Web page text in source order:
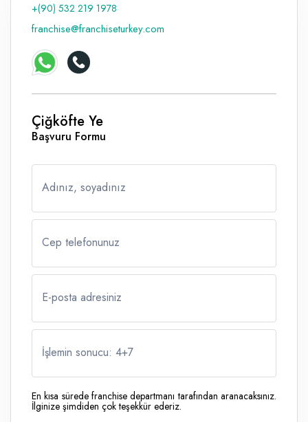
+(90) 532 219 1978
franchise@franchiseturkey.com
Çiğköfte Ye
Başvuru Formu
Adınız, soyadınız
Cep telefonunuz
E-posta adresiniz
İşlemin sonucu: 4+7
En kısa sürede franchise departmanı tarafından aranacaksınız.
İlginize şimdiden çok teşekkür ederiz.